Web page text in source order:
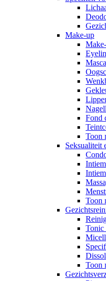
Make-up
Fond
Toon
Seksualiteit
Toon
Tonic
Toon